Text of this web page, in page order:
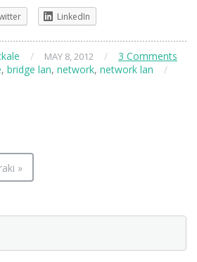
LinkedIn
/ MAY 8, 2012 /
3 Comments
, bridge lan, network, network lan
/
»